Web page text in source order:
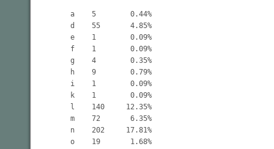
a    5        0.44%
d    55       4.85%
e    1        0.09%
f    1        0.09%
g    4        0.35%
h    9        0.79%
i    1        0.09%
k    1        0.09%
l    140     12.35%
m    72       6.35%
n    202     17.81%
o    19       1.68%